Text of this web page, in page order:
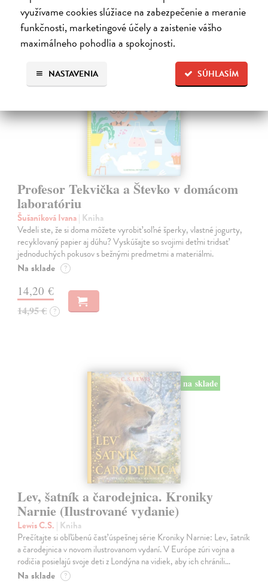
využívame cookies slúžiace na zabezpečenie a meranie
funkčnosti, marketingové účely a zaistenie vášho
maximálneho pohodlia a spokojnosti.
SÚHLASÍM
NASTAVENIA na sklade
Profesor Tekvička a Števko v domácom
laboratóriu
Šušaníková Ivana| Kniha
Vedeli ste, že si doma môžete vyrobiť soľné šperky, vlastné jogurty,
recyklovaný papier aj dúhu? Vyskúšajte so svojimi deťmi tridsať
jednoduchých pokusov s bežnými predmetmi a materiálmi.
Na sklade ?
14,20 €
14,95 € ?
na sklade
Lev, šatník a čarodejnica. Kroniky
Narnie (Ilustrované vydanie)
Lewis C.S. | Kniha
Prečítajte si obľúbenú časť úspešnej série Kroniky Narnie: Lev, šatník
a čarodejnica v novom ilustrovanom vydaní. V Európe zúri vojna a
rodičia posielajú svoje deti z Londýna na vidiek, aby ich chránili…
Na sklade ?